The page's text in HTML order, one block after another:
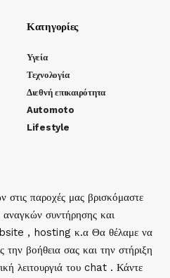
Κατηγορίες
Υγεία
Τεχνολογία
Διεθνή επικαιρότητα
Automoto
Lifestyle
στις παροχές μας βρισκόμαστε
συντήρησης και
, hosting κ.α Θα θέλαμε να
την βοήθεια σας και την στήριξη
λειτουργιά του chat . Κάντε